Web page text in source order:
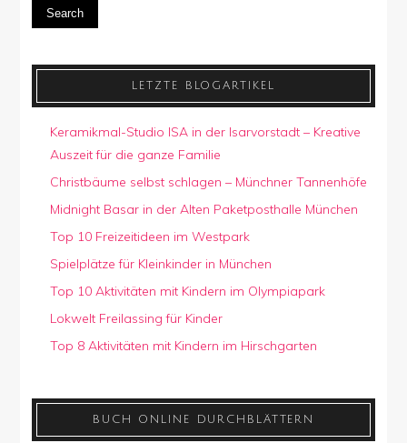
Search
LETZTE BLOGARTIKEL
Keramikmal-Studio ISA in der Isarvorstadt – Kreative
Auszeit für die ganze Familie
Christbäume selbst schlagen – Münchner Tannenhöfe
Midnight Basar in der Alten Paketposthalle München
Top 10 Freizeitideen im Westpark
Spielplätze für Kleinkinder in München
Top 10 Aktivitäten mit Kindern im Olympiapark
Lokwelt Freilassing für Kinder
Top 8 Aktivitäten mit Kindern im Hirschgarten
BUCH ONLINE DURCHBLÄTTERN